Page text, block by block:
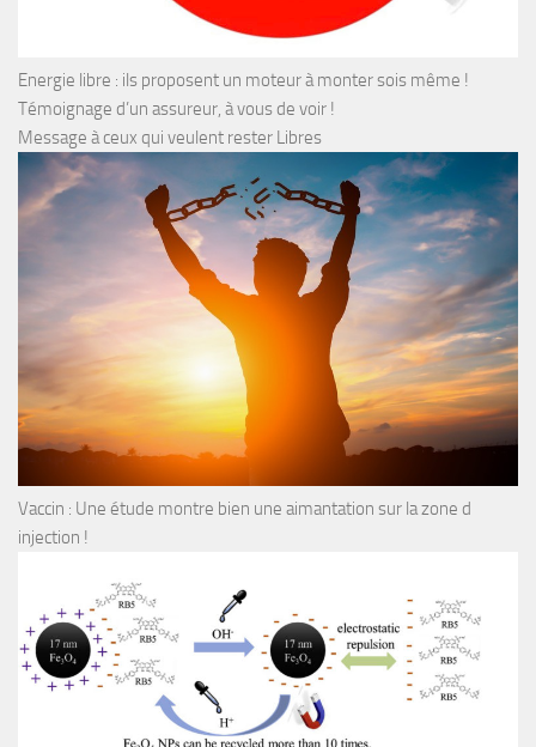
Energie libre : ils proposent un moteur à monter sois même !
Témoignage d’un assureur, à vous de voir !
Message à ceux qui veulent rester Libres
Vaccin : Une étude montre bien une aimantation sur la zone d
injection !